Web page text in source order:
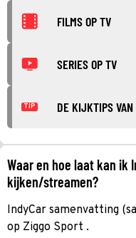
FILMS OP TV
SERIES OP TV
TIP DE KIJKTIPS VAN
Waar en hoe laat kan ik
kijken/streamen?
IndyCar samenvatting
op Ziggo Sport .